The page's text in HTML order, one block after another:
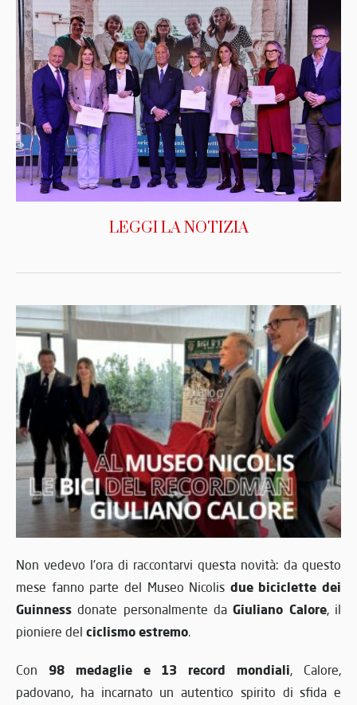
LEGGI LA NOTIZIA
Non vedevo l’ora di raccontarvi questa novità: da questo
mese fanno parte del Museo Nicolis due biciclette dei
Guinnessdonate personalmente daGiuliano Calore, il
pioniere del ciclismo estremo.
Con 98 medaglie e 13 record mondiali, Calore,
padovano, ha incarnato un autentico spirito di sfida e